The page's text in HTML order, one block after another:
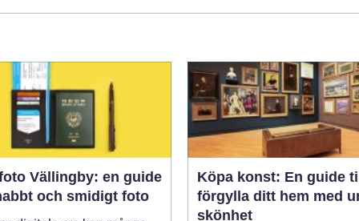
Vällingby: en guide
och smidigt foto
Köpa konst: En guide
förgylla ditt hem med
skönhet